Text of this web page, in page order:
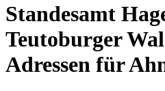
Standesamt
Teutoburger
Adressen für